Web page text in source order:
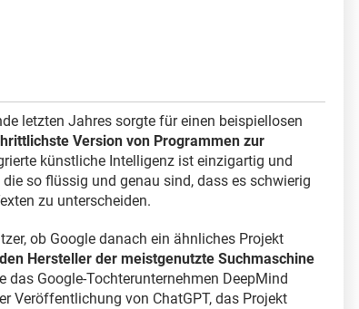
letzten Jahres sorgte für einen beispiellosen
Version von Programmen zur
künstliche Intelligenz ist einzigartig und
so flüssig und genau sind, dass es schwierig
zu unterscheiden.
ob Google danach ein ähnliches Projekt
Hersteller der meistgenutzte Suchmaschine
das Google-Tochterunternehmen DeepMind
Veröffentlichung von ChatGPT, das Projekt